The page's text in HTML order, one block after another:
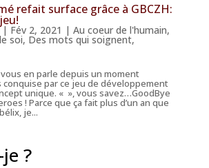
refait surface grâce à GBCZH:
Fév 2, 2021 | Au coeur de l'humain,
soi, Des mots qui soignent,
vous en parle depuis un moment
par ce jeu de développement
unique. « », vous savez…GoodBye
! Parce que ça fait plus d’un an que
je...
?